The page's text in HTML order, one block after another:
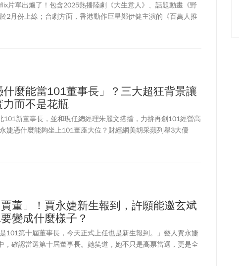
片單出爐了！包含2025熱播陸劇《大生意人》、話題動畫《野
2月份上線；台劇方面，香港動作巨星鄭伊健主演的《百萬人推
疑，也備受劇迷們期待。除此之外，還有申惠善、李浚赫二搭主
麼能當101董事長」？三大超狂背景讓
而不是花瓶
新董事長，並和現任總經理朱麗文搭擋，力拚再創101經營高
婕憑什麼能夠坐上101董座大位？財經網美胡采蘋列舉3大優
」，而是真正有實力的專業人士。
董」！賈永婕新生報到，許願能邀玄斌
變成什麼樣子？
101第十屆董事長，今天正式上任也是新生報到。」藝人賈永婕
，確認當選第十屆董事長。她笑道，她不只是高票當選，更是全
文因營運績效亮眼、獲續聘。賈永婕表示，她們兩人會是最好的